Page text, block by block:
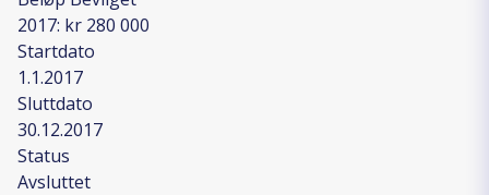
2017: kr 280 000
Startdato
1.1.2017
Sluttdato
30.12.2017
Status
Avsluttet